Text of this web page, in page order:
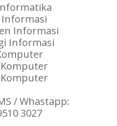
Informasi
Informasi
Informasi
/ Whastapp:
3027